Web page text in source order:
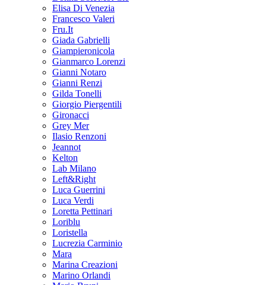
Elisa Di Venezia
Francesco Valeri
Fru.It
Giada Gabrielli
Giampieronicola
Gianmarco Lorenzi
Gianni Notaro
Gianni Renzi
Gilda Tonelli
Giorgio Piergentili
Gironacci
Grey Mer
Ilasio Renzoni
Jeannot
Kelton
Lab Milano
Left&Right
Luca Guerrini
Luca Verdi
Loretta Pettinari
Loriblu
Loristella
Lucrezia Carminio
Mara
Marina Creazioni
Marino Orlandi